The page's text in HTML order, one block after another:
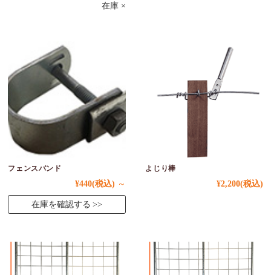
在庫 ×
フェンスバンド
¥440(税込) ～
在庫を確認する
よじり棒
¥2,200(税込)